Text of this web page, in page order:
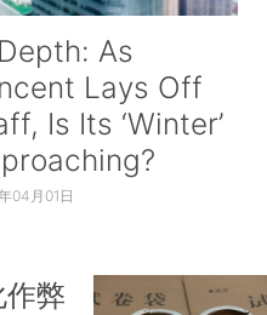
As
Lays Off
Is Its ‘Winter’
04月01日
作弊